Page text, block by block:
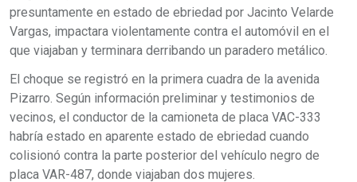
presuntamente en estado de ebriedad por Jacinto Velarde
Vargas, impactara violentamente contra el automóvil en el
que viajaban y terminara derribando un paradero metálico.
El choque se registró en la primera cuadra de la avenida
Pizarro. Según información preliminar y testimonios de
vecinos, el conductor de la camioneta de placa VAC-333
habría estado en aparente estado de ebriedad cuando
colisionó contra la parte posterior del vehículo negro de
placa VAR-487, donde viajaban dos mujeres.